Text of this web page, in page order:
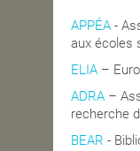
APPÉA -
aux écoles
ELIA –
ADRA –
recherche
BEAR -